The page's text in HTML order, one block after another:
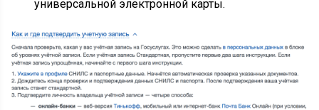
универсальной электронной карты.